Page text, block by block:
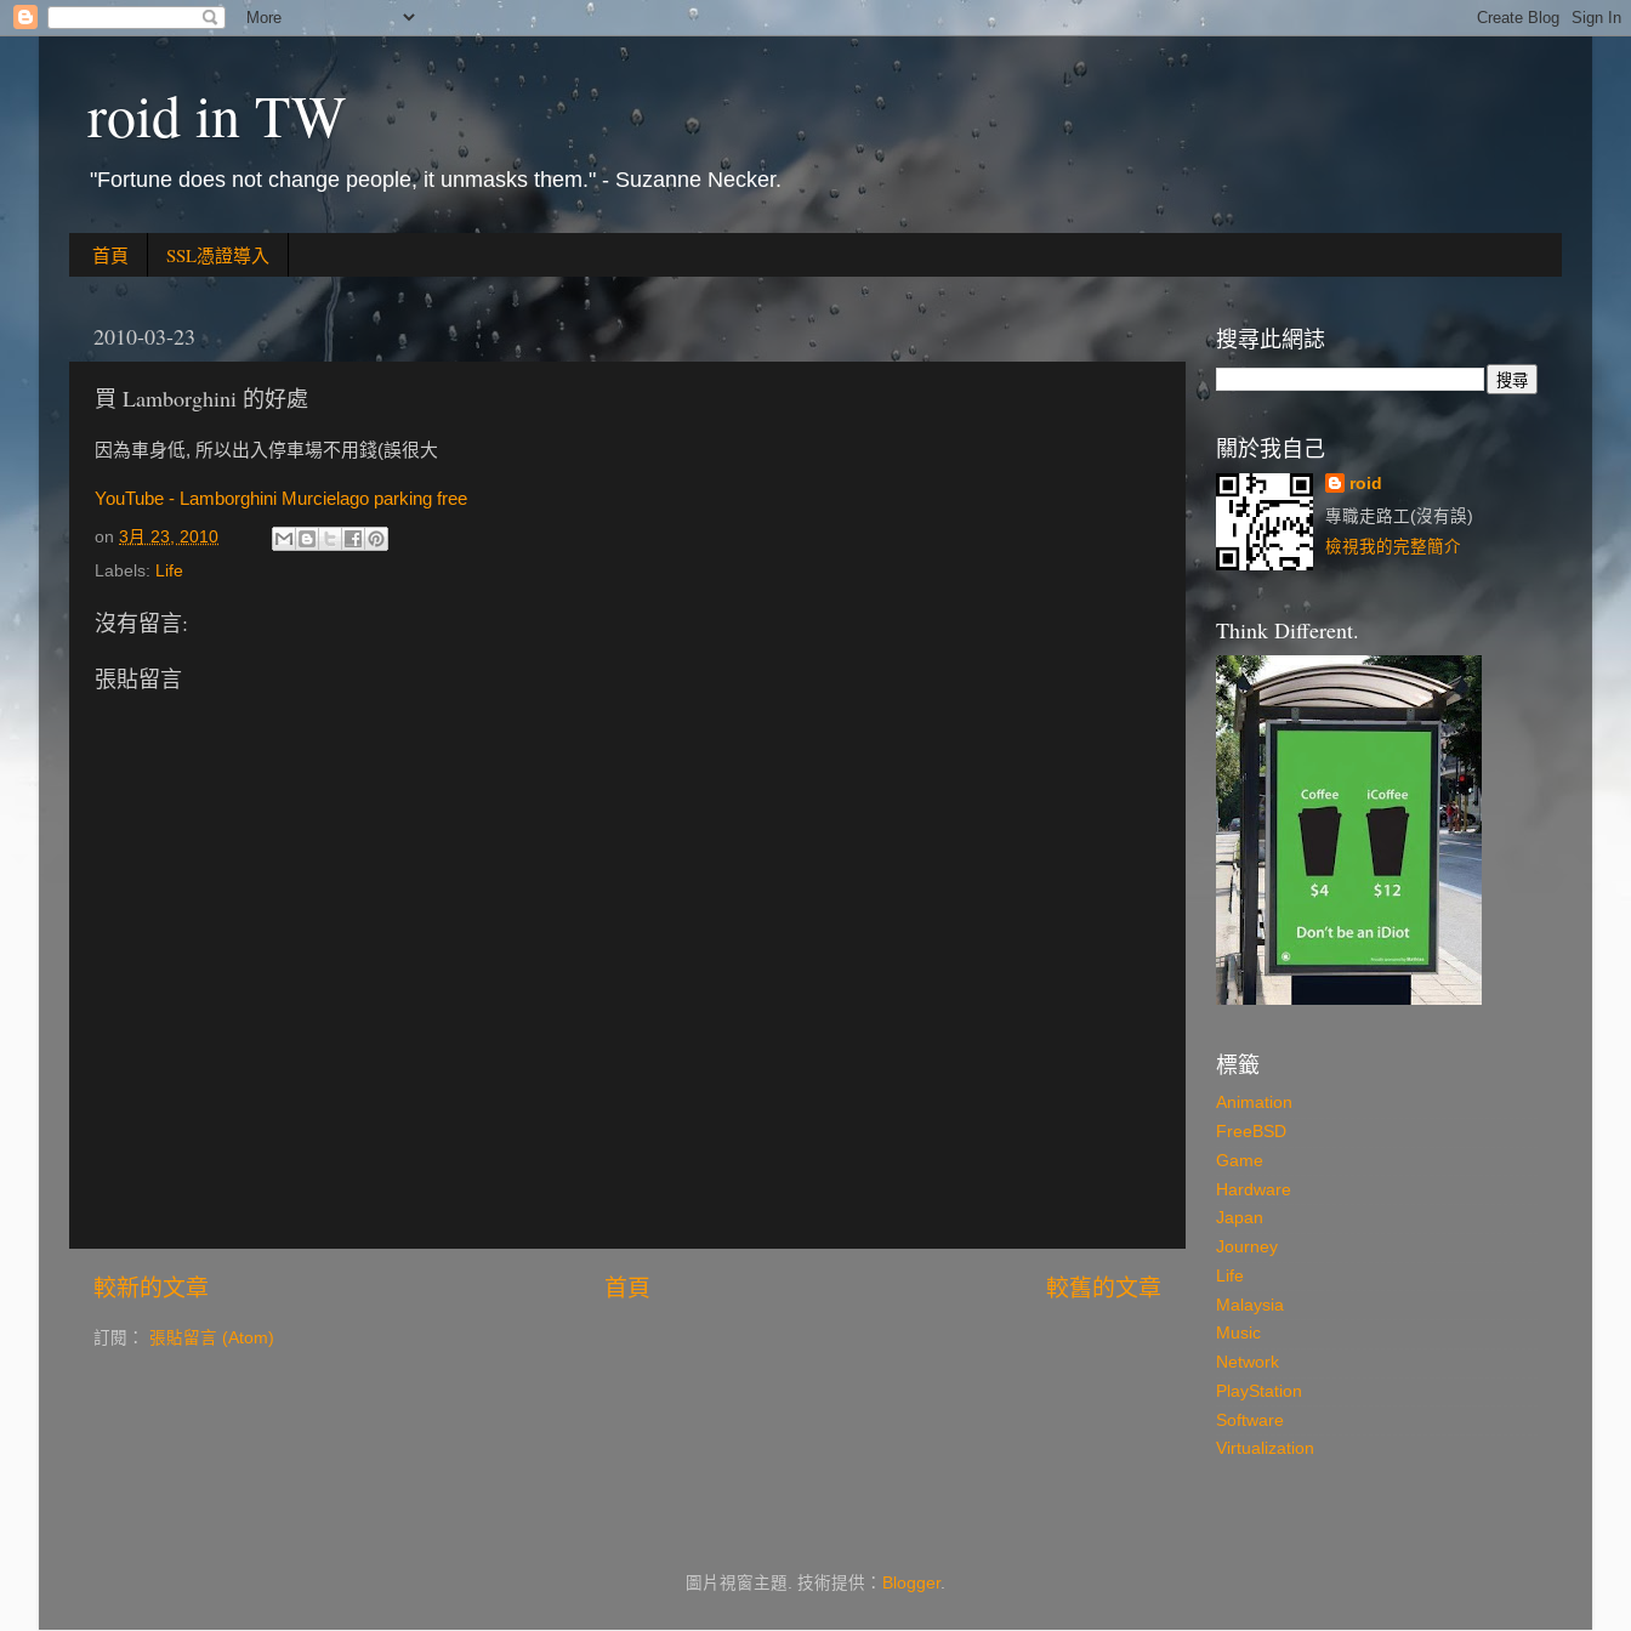
roid in TW
"Fortune does not change people, it unmasks them." - Suzanne Necker.
首頁 SSL憑證導入
2010-03-23
買 Lamborghini 的好處
因為車身低, 所以出入停車場不用錢(誤很大
YouTube - Lamborghini Murcielago parking free
on 3月 23, 2010
Labels: Life
沒有留言:
張貼留言
較新的文章 較舊的文章
首頁
訂閱： 張貼留言 (Atom)
搜尋此網誌
關於我自己
roid
專職走路工(沒有誤)
檢視我的完整簡介
Think Different.
標籤
Animation
FreeBSD
Game
Hardware
Japan
Journey
Life
Malaysia
Music
Network
PlayStation
Software
Virtualization
圖片視窗主題. 技術提供： Blogger.